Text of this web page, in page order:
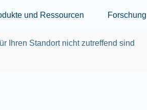
Skip to main content
und
Forschung Kontakt
Ihren Standort nicht zutreffend sind